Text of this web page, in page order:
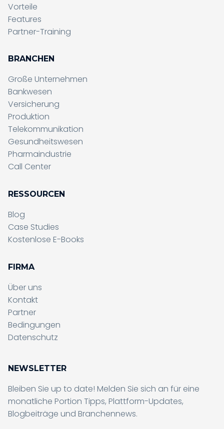
Vorteile
Features
Partner-Training
BRANCHEN
Große Unternehmen
Bankwesen
Versicherung
Produktion
Telekommunikation
Gesundheitswesen
Pharmaindustrie
Call Center
RESSOURCEN
Blog
Case Studies
Kostenlose E-Books
FIRMA
Über uns
Kontakt
Partner
Bedingungen
Datenschutz
NEWSLETTER
Bleiben Sie up to date! Melden Sie sich an für eine
monatliche Portion Tipps, Plattform-Updates,
Blogbeiträge und Branchennews.
Formular wird gesendet, bitte